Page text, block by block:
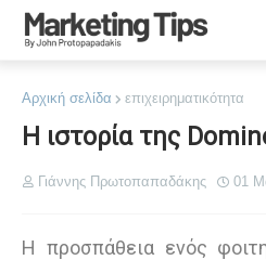
Αρχική σελίδα επιχειρηματικότητα
Η ιστορία της
Γιάννης Πρωτοπαπαδάκης 01
Η προσπάθεια ενός